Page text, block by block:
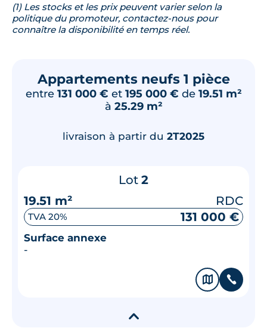
(1) Les stocks et les prix peuvent varier selon la
politique du promoteur, contactez-nous pour
connaître la disponibilité en temps réel.
Appartements neufs 1 pièce
entre 131 000 € et 195 000 € de 19.51 m²
à 25.29 m²
livraison à partir du 2T2025
Lot 2
19.51 m²
RDC
TVA 20% 131 000 €
Surface annexe
-
🗞 📞
▾